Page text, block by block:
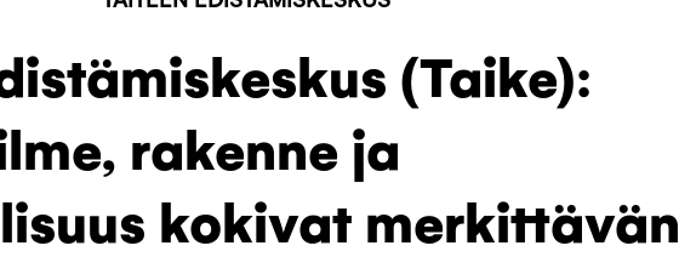
(Taike):
rakenne ja
kokivat merkittävän